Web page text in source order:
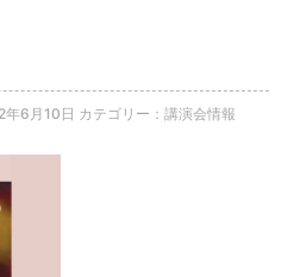
年6月10日 カテゴリー：講演会情報